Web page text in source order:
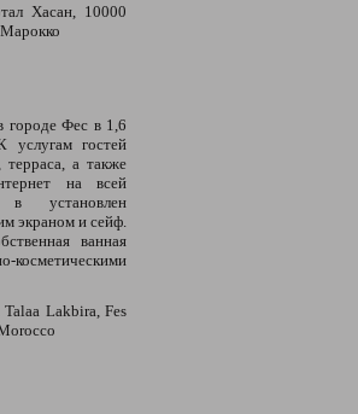
Хасан, 10000
городе Фес в 1,6
услугам гостей
а также
на всей
установлен
экраном и сейф.
ванная
косметическими
Lakbira, Fes